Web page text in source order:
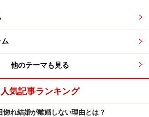
ム
他のテーマも見る
人気記事ランキング
惚れ結婚が離婚しない理由とは？